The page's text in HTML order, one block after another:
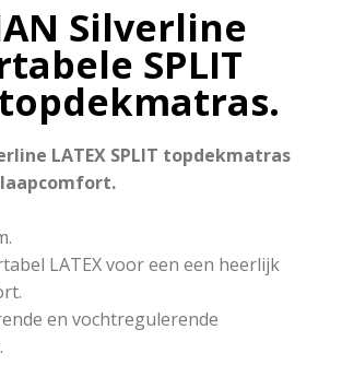
Silverline
SPLIT
topdekmatras.
LATEX SPLIT topdekmatras
LATEX voor een een heerlijk
en vochtregulerende